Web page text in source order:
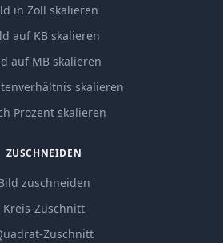
in Zoll skalieren
auf KB skalieren
auf MB skalieren
skalieren
Prozent skalieren
ZUSCHNEIDEN
zuschneiden
Kreis-Zuschnitt
Zuschnitt